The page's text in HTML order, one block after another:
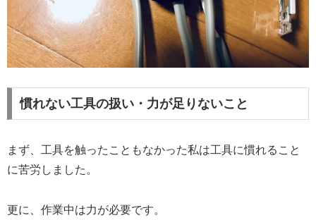
慣れない工具の扱い・力が足りないこと
まず、工具を触ったこともなかった私は工具に慣れること
に苦労しました。
更に、作業中は力が必要です。